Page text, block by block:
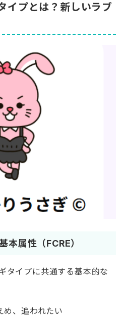
イプとは？新しいラブ
本属性（FCRE）
タイプに共通する基本的な
め、追われたい